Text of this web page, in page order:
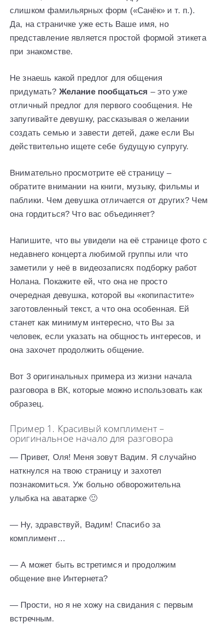
слишком фамильярных форм («Санёк» и т. п.).
Да, на страничке уже есть Ваше имя, но
представление является простой формой этикета
при знакомстве.
Не знаешь какой предлог для общения
придумать? Желание пообщаться – это уже
отличный предлог для первого сообщения. Не
запугивайте девушку, рассказывая о желании
создать семью и завести детей, даже если Вы
действительно ищете себе будущую супругу.
Внимательно просмотрите её страницу –
обратите внимании на книги, музыку, фильмы и
паблики. Чем девушка отличается от других? Чем
она гордиться? Что вас объединяет?
Напишите, что вы увидели на её странице фото с
недавнего концерта любимой группы или что
заметили у неё в видеозаписях подборку работ
Нолана. Покажите ей, что она не просто
очередная девушка, которой вы «копипастите»
заготовленный текст, а что она особенная. Ей
станет как минимум интересно, что Вы за
человек, если указать на общность интересов, и
она захочет продолжить общение.
Вот 3 оригинальных примера из жизни начала
разговора в ВК, которые можно использовать как
образец.
Пример 1. Красивый комплимент –
оригинальное начало для разговора
— Привет, Оля! Меня зовут Вадим. Я случайно
наткнулся на твою страницу и захотел
познакомиться. Уж больно обворожительна
улыбка на аватарке 🙂
— Ну, здравствуй, Вадим! Спасибо за
комплимент…
— А может быть встретимся и продолжим
общение вне Интернета?
— Прости, но я не хожу на свидания с первым
встречным.